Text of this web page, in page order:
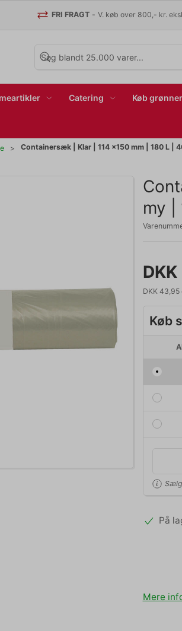
FRI FRAGT -V. køb over 800,- kr.
Catering Køb
Containersæk | Klar | 114 x150 mm | 180 L |
my |
DKK 43,95
Køb
På
Mere